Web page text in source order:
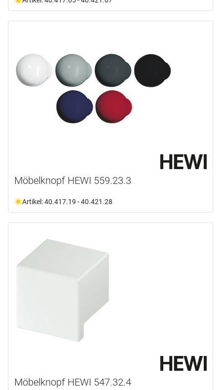
Möbelknopf HEWI 559.23.3
Artikel: 40.417.19 - 40.421.28
Möbelknopf HEWI 547.32.4